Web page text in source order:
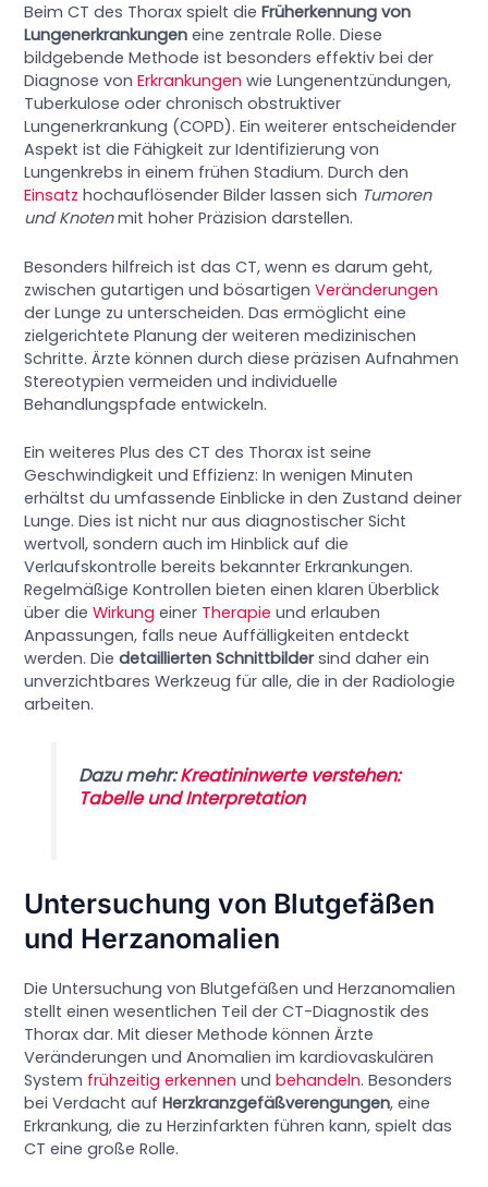
Beim CT des Thorax spielt dieFrüherkennung von
Lungenerkrankungen eine zentrale Rolle. Diese
bildgebende Methode ist besonders effektiv bei der
Diagnose vonErkrankungen wie Lungenentzündungen,
Tuberkulose oder chronisch obstruktiver
Lungenerkrankung (COPD). Ein weiterer entscheidender
Aspekt ist die Fähigkeit zur Identifizierung von
Lungenkrebs in einem frühen Stadium. Durch den
Einsatz hochauflösender Bilder lassen sich Tumoren
und Knotenmit hoher Präzision darstellen.
Besonders hilfreich ist das CT, wenn es darum geht,
zwischen gutartigen und bösartigenVeränderungen
der Lunge zu unterscheiden. Das ermöglicht eine
zielgerichtete Planung der weiteren medizinischen
Schritte. Ärzte können durch diese präzisen Aufnahmen
Stereotypien vermeiden und individuelle
Behandlungspfade entwickeln.
Ein weiteres Plus des CT des Thorax ist seine
Geschwindigkeit und Effizienz: In wenigen Minuten
erhältst du umfassende Einblicke in den Zustand deiner
Lunge. Dies ist nicht nur aus diagnostischer Sicht
wertvoll, sondern auch im Hinblick auf die
Verlaufskontrolle bereits bekannter Erkrankungen.
Regelmäßige Kontrollen bieten einen klaren Überblick
über dieWirkung einer Therapie und erlauben
Anpassungen, falls neue Auffälligkeiten entdeckt
werden. Diedetaillierten Schnittbildersind daher ein
unverzichtbares Werkzeug für alle, die in der Radiologie
arbeiten.
Dazu mehr:Kreatininwerte verstehen:
Tabelle und Interpretation
Untersuchung von Blutgefäßen
und Herzanomalien
Die Untersuchung von Blutgefäßen und Herzanomalien
stellt einen wesentlichen Teil der CT-Diagnostik des
Thorax dar. Mit dieser Methode können Ärzte
Veränderungen und Anomalien im kardiovaskulären
System frühzeitig erkennen undbehandeln. Besonders
bei Verdacht aufHerzkranzgefäßverengungen, eine
Erkrankung, die zu Herzinfarkten führen kann, spielt das
CT eine große Rolle.